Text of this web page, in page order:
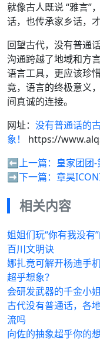
就像古人既说 “雅言”
话，也传承家乡话，
回望古代，没有普通
沟通跨越了地域和方
语言工具，更应该珍
竟，语言的终极意义
间真诚的连接。
网址： 没有普通话的
象！
https://
⬅️上一篇： 皇家团团
➡️下一篇： 章昊
相关内容
姐姐们玩“你有我没有
百川文明诀
娜扎竟可解开杨迪手
超乎想象？
会研发武器的千金小
古代没有普通话，各
流吗
向佐的抽象超乎你的